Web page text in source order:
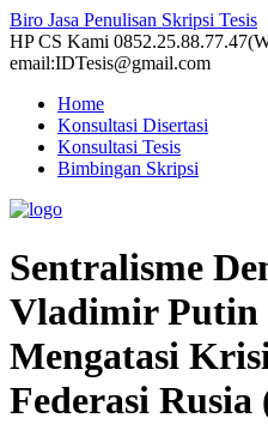
Biro Jasa Penulisan Skripsi Tesis
HP CS Kami
email:IDTesis@gmail.com
Home
Konsultasi Disertasi
Konsultasi Tesis
Bimbingan Skripsi
Sentralisme
Vladimir Putin
Mengatasi
Federasi Rusia